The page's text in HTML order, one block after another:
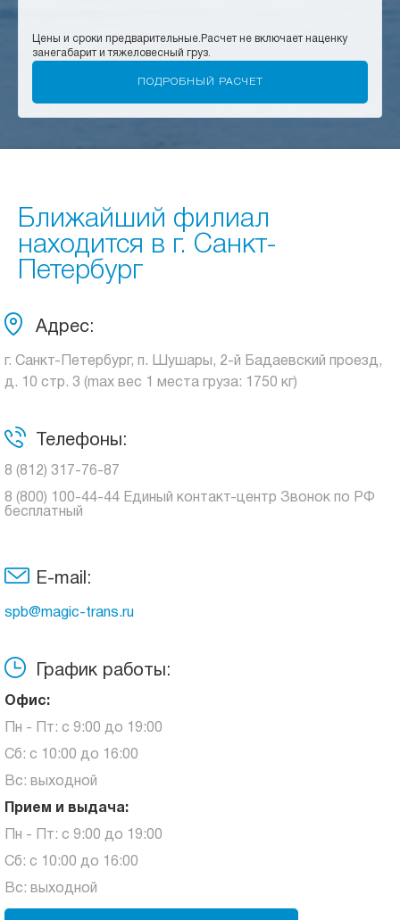
Цены и сроки предварительные. Расчет не включает наценку
занегабарит и тяжеловесный груз.
Ближайший филиал
находится в г. Санкт-
Петербург
Адрес:
г. Санкт-Петербург, п. Шушары, 2-й Бадаевский проезд,
д. 10 стр. 3 (max вес 1 места груза: 1750 кг)
Телефоны:
8 (812) 317-76-87
8 (800) 100-44-44 Единый контакт-центр Звонок по РФ
бесплатный
E-mail:
spb@magic-trans.ru
График работы:
Офис:
Пн - Пт: с 9:00 до 19:00
Сб: с 10:00 до 16:00
Вс: выходной
Прием и выдача:
Пн - Пт: с 9:00 до 19:00
Сб: с 10:00 до 16:00
Вс: выходной